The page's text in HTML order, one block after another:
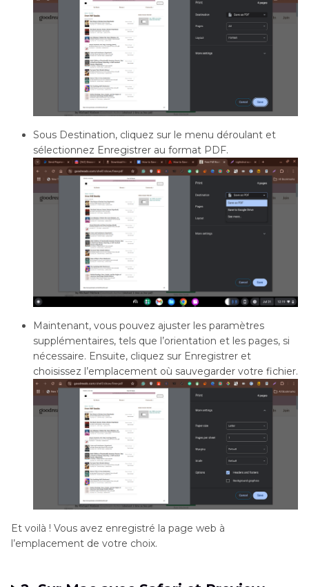
Sous Destination, cliquez sur le menu déroulant et
sélectionnez Enregistrer au format PDF.
Maintenant, vous pouvez ajuster les paramètres
supplémentaires, tels que l’orientation et les pages, si
nécessaire. Ensuite, cliquez sur Enregistrer et
choisissez l’emplacement où sauvegarder votre fichier.
Et voilà ! Vous avez enregistré la page web à
l’emplacement de votre choix.